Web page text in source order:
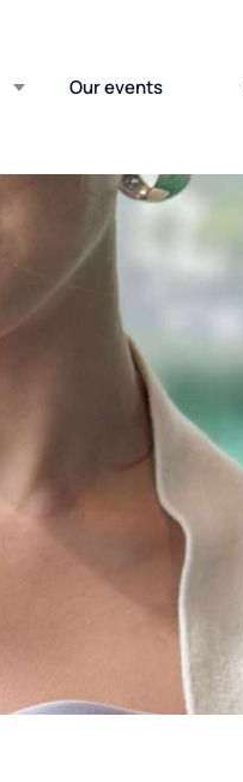
Our events